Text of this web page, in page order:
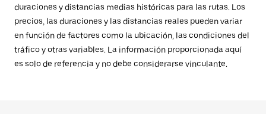
duraciones y distancias medias históricas para las rutas. Los
precios, las duraciones y las distancias reales pueden variar
en función de factores como la ubicación, las condiciones del
tráfico y otras variables. La información proporcionada aquí
es solo de referencia y no debe considerarse vinculante.